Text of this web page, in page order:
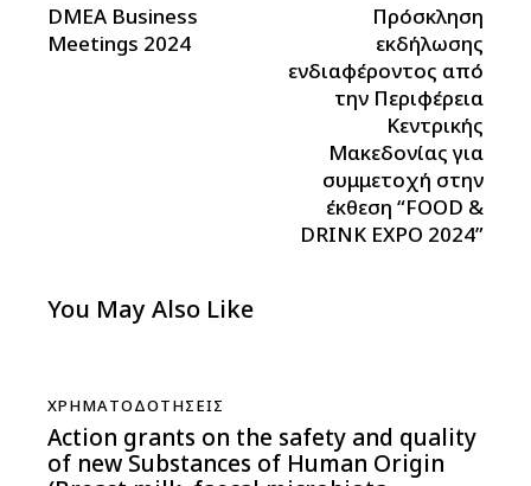
DMEA Business
Meetings 2024
Πρόσκληση
εκδήλωσης
ενδιαφέροντος από
την Περιφέρεια
Κεντρικής
Μακεδονίας για
συμμετοχή στην
έκθεση “FOOD &
DRINK EXPO 2024”
You May Also Like
ΧΡΗΜΑΤΟΔΟΤΉΣΕΙΣ
Action grants on the safety and quality
of new Substances of Human Origin